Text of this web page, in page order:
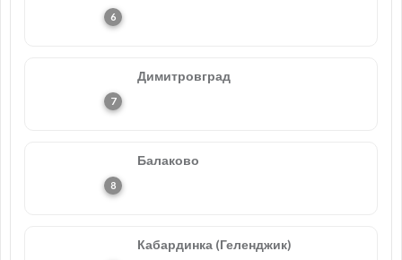
Димитровград
Балаково
Кабардинка (Геленджик)